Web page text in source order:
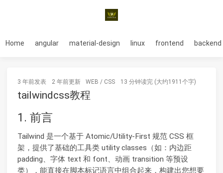
Home angular material-design linux frontend backend
3 年前发表 2 年前更新 WEB / CSS 13 分钟读完 (大约1911个字)
tailwindcss教程
1. 前言
Tailwind 是一个基于 Atomic/Utility-First 规范 CSS 框
架，提供了基础的工具类 utility classes（如：内边距
padding、字体 text 和 font、动画 transition 等预设
类），能直接在脚本标记语言中组合起来，构建出您想要